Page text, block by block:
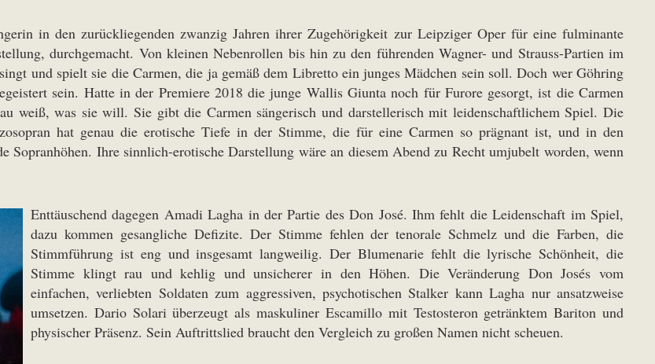
in den zurückliegenden zwanzig Jahren ihrer Zugehörigkeit zur Leipziger Oper für eine fulminante
durchgemacht. Von kleinen Nebenrollen bis hin zu den führenden Wagner- und Strauss-Partien im
und spielt sie die Carmen, die ja gemäß dem Libretto ein junges Mädchen sein soll. Doch wer Göhring
sein. Hatte in der Premiere 2018 die junge Wallis Giunta noch für Furore gesorgt, ist die Carmen
weiß, was sie will. Sie gibt die Carmen sängerisch und darstellerisch mit leidenschaftlichem Spiel. Die
hat genau die erotische Tiefe in der Stimme, die für eine Carmen so prägnant ist, und in den
Sopranhöhen. Ihre sinnlich-erotische Darstellung wäre an diesem Abend zu Recht umjubelt worden, wenn
Enttäuschend dagegen Amadi Lagha in der Partie des Don José. Ihm fehlt die Leidenschaft im Spiel,
dazu kommen gesangliche Defizite. Der Stimme fehlen der tenorale Schmelz und die Farben, die
Stimmführung ist eng und insgesamt langweilig. Der Blumenarie fehlt die lyrische Schönheit, die
Stimme klingt rau und kehlig und unsicherer in den Höhen. Die Veränderung Don Josés vom
einfachen, verliebten Soldaten zum aggressiven, psychotischen Stalker kann Lagha nur ansatzweise
umsetzen. Dario Solari überzeugt als maskuliner Escamillo mit Testosteron getränktem Bariton und
physischer Präsenz. Sein Auftrittslied braucht den Vergleich zu großen Namen nicht scheuen.